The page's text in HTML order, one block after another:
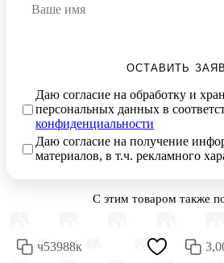
ОСТАВИТЬ
Даю согласие на обработку и
персональных данных в
конфиденциальности
Даю согласие на получение
материалов, в т.ч. рекламного
С этим товаром также
ч53988к